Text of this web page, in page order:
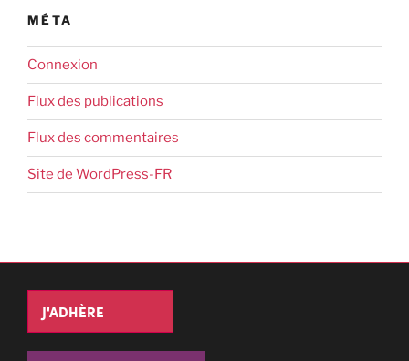
MÉTA
Connexion
Flux des publications
Flux des commentaires
Site de WordPress-FR
J'ADHÈRE